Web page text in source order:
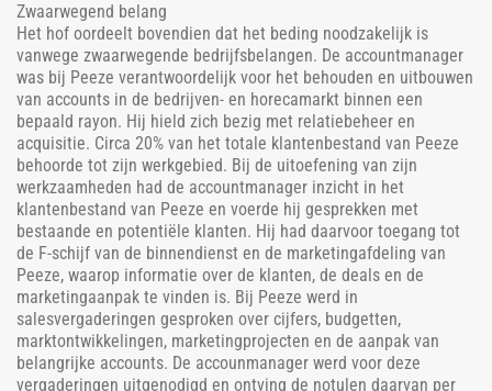
Zwaarwegend belang
Het hof oordeelt bovendien dat het beding noodzakelijk is
vanwege zwaarwegende bedrijfsbelangen. De accountmanager
was bij Peeze verantwoordelijk voor het behouden en uitbouwen
van accounts in de bedrijven- en horecamarkt binnen een
bepaald rayon. Hij hield zich bezig met relatiebeheer en
acquisitie. Circa 20% van het totale klantenbestand van Peeze
behoorde tot zijn werkgebied. Bij de uitoefening van zijn
werkzaamheden had de accountmanager inzicht in het
klantenbestand van Peeze en voerde hij gesprekken met
bestaande en potentiële klanten. Hij had daarvoor toegang tot
de F-schijf van de binnendienst en de marketingafdeling van
Peeze, waarop informatie over de klanten, de deals en de
marketingaanpak te vinden is. Bij Peeze werd in
salesvergaderingen gesproken over cijfers, budgetten,
marktontwikkelingen, marketingprojecten en de aanpak van
belangrijke accounts. De accounmanager werd voor deze
vergaderingen uitgenodigd en ontving de notulen daarvan per